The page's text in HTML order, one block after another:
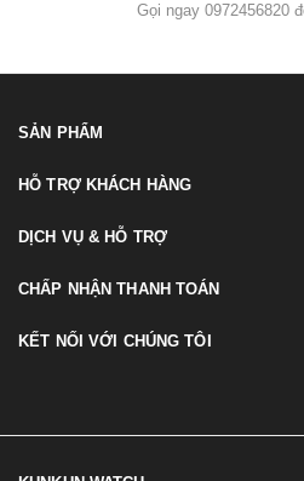
Gọi ngay 0972456820
SẢN PHẨM
HỖ TRỢ KHÁCH HÀNG
DỊCH VỤ & HỖ TRỢ
CHẤP NHẬN THANH TOÁN
KẾT NỐI VỚI CHÚNG TÔI